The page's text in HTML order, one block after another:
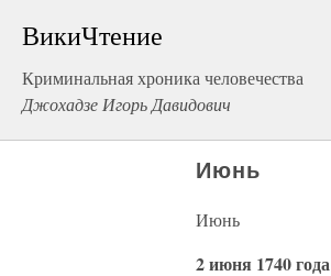
ВикиЧтение
Криминальная хроника человечества
Джохадзе Игорь Давидович
Июнь
Июнь
2 июня 1740 года